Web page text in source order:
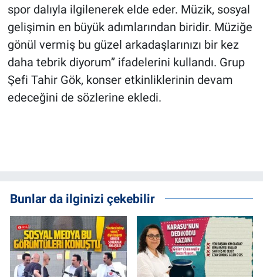
spor dalıyla ilgilenerek elde eder. Müzik, sosyal
gelişimin en büyük adımlarından biridir. Müziğe
gönül vermiş bu güzel arkadaşlarınızı bir kez
daha tebrik diyorum” ifadelerini kullandı. Grup
Şefi Tahir Gök, konser etkinliklerinin devam
edeceğini de sözlerine ekledi.
Bunlar da ilginizi çekebilir